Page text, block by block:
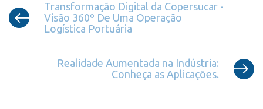
Transformação Digital da Copersucar -
Visão 360º De Uma Operação
Logística Portuária
Realidade Aumentada na Indústria:
Conheça as Aplicações.